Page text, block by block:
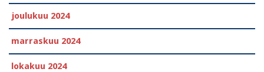
joulukuu 2024
marraskuu 2024
lokakuu 2024